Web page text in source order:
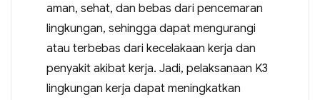
aman, sehat, dan bebas dari pencemaran
lingkungan, sehingga dapat mengurangi
atau terbebas dari kecelakaan kerja dan
penyakit akibat kerja. Jadi, pelaksanaan K3
lingkungan kerja dapat meningkatkan